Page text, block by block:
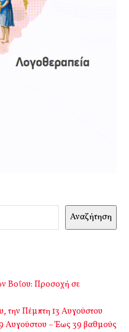
Αναζήτηση
Βοΐου: Προσοχή σε
την Πέμπτη 13 Αυγούστου
Αυγούστου – Έως 39 βαθμούς